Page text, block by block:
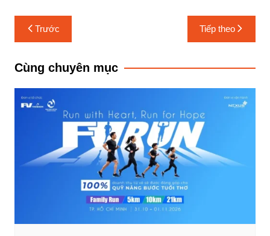
Điều
hướng
bài
Trước Tiếp theo
Cùng chuyên mục